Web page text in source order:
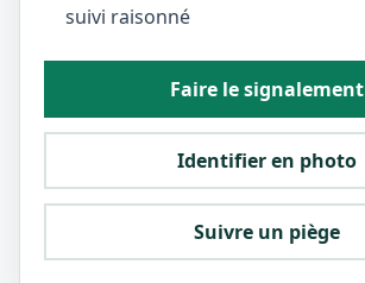
suivi raisonné
Faire le signalement
Identifier en photo
Suivre un piège